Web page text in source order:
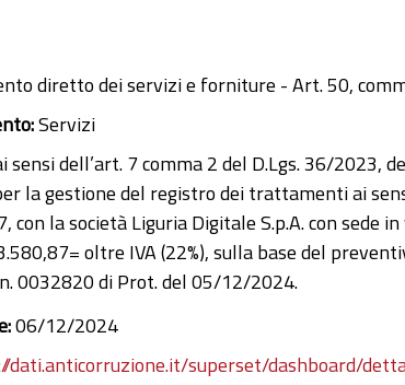
diretto dei servizi e forniture - Art. 50,
Servizi
dell’art. 7 comma 2 del D.Lgs. 36/2023,
la gestione del registro dei trattamenti ai
la società Liguria Digitale S.p.A. con sede
oltre IVA (22%), sulla base del
0032820 di Prot. del 05/12/2024.
06/12/2024
dati.anticorruzione.it/superset/dashboard/